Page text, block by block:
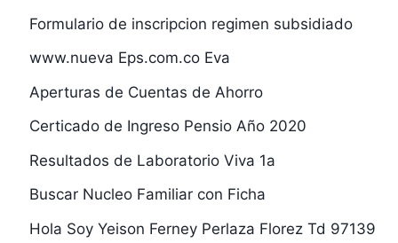
Formulario de inscripcion regimen subsidiado
www.nueva Eps.com.co Eva
Aperturas de Cuentas de Ahorro
Certicado de Ingreso Pensio Año 2020
Resultados de Laboratorio Viva 1a
Buscar Nucleo Familiar con Ficha
Hola Soy Yeison Ferney Perlaza Florez Td 97139